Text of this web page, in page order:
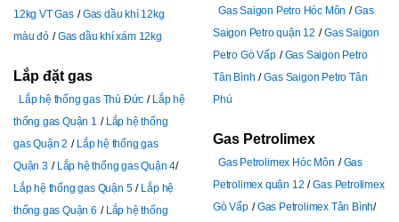
12kg VT Gas
Gas dầu khí 12kg
màu đỏ
Gas dầu khí xám 12kg
Lắp đặt gas
Lắp hệ thống gas Thủ Đức
Lắp hệ
thống gas Quận 1
Lắp hệ thống
gas Quận 2
Lắp hệ thống gas
Quận 3
Lắp hệ thống gas Quận 4
Lắp hệ thống gas Quận 5
Lắp hệ
thống gas Quận 6
Lắp hệ thống
Gas Saigon Petro Hóc Môn
Gas
Saigon Petro quận 12
Gas Saigon
Petro Gò Vấp
Gas Saigon Petro
Tân Bình
Gas Saigon Petro Tân
Phú
Gas Petrolimex
Gas Petrolimex Hóc Môn
Gas
Petrolimex quận 12
Gas Petrolimex
Gò Vấp
Gas Petrolimex Tân Bình